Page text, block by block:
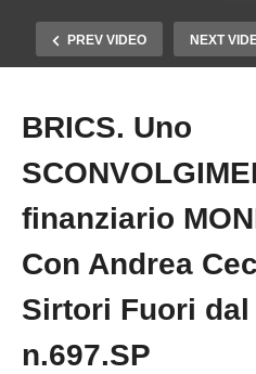
PREV VIDEO NEXT
Copy
Quando il Governatore
voleva portate l’italia
Fuori dal Virus n.664.SP
BRICS. Uno
finanziario
Con Andrea
Sirtori Fuori dal
n.697.SP